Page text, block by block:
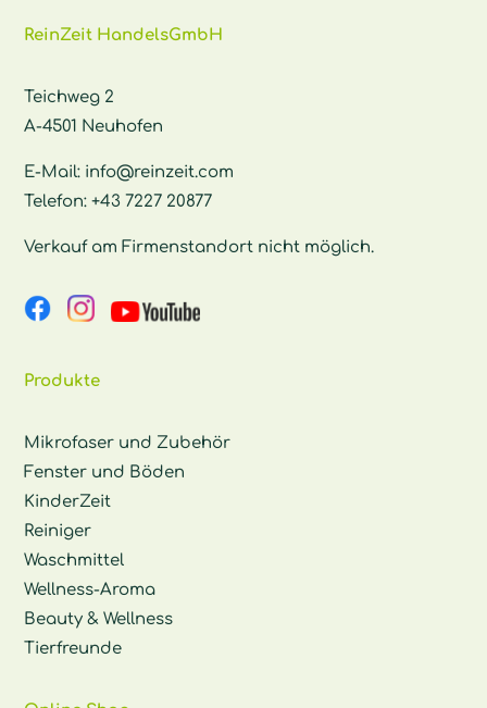
ReinZeit HandelsGmbH
Teichweg 2
A-4501 Neuhofen
E-Mail: info@reinzeit.com
Telefon:+43 7227 20877
Verkauf am Firmenstandort nicht möglich.
Produkte
Mikrofaser und Zubehör
Fenster und Böden
KinderZeit
Reiniger
Waschmittel
Wellness-Aroma
Beauty & Wellness
Tierfreunde